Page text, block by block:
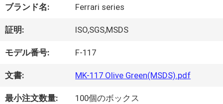
製
品
ビ
デ
All
Rights
ブランド名: Ferrari series
証明: ISO,SGS,MSDS
モデル番号: F-117
文書: MK-117 Olive Green(MSDS).pdf
最小注文数量: 100個のボックス